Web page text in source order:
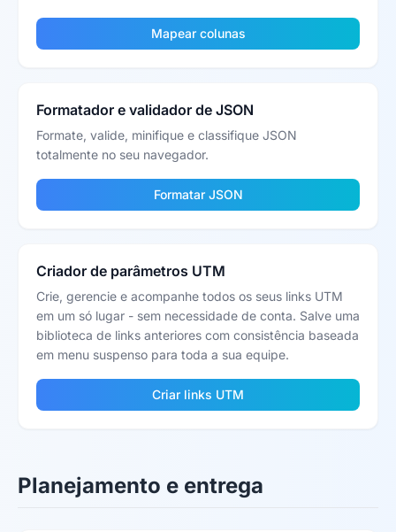
Mapear colunas
Formatador e validador de JSON
Formate, valide, minifique e classifique JSON
totalmente no seu navegador.
Formatar JSON
Criador de parâmetros UTM
Crie, gerencie e acompanhe todos os seus links UTM
em um só lugar - sem necessidade de conta. Salve uma
biblioteca de links anteriores com consistência baseada
em menu suspenso para toda a sua equipe.
Criar links UTM
Planejamento e entrega